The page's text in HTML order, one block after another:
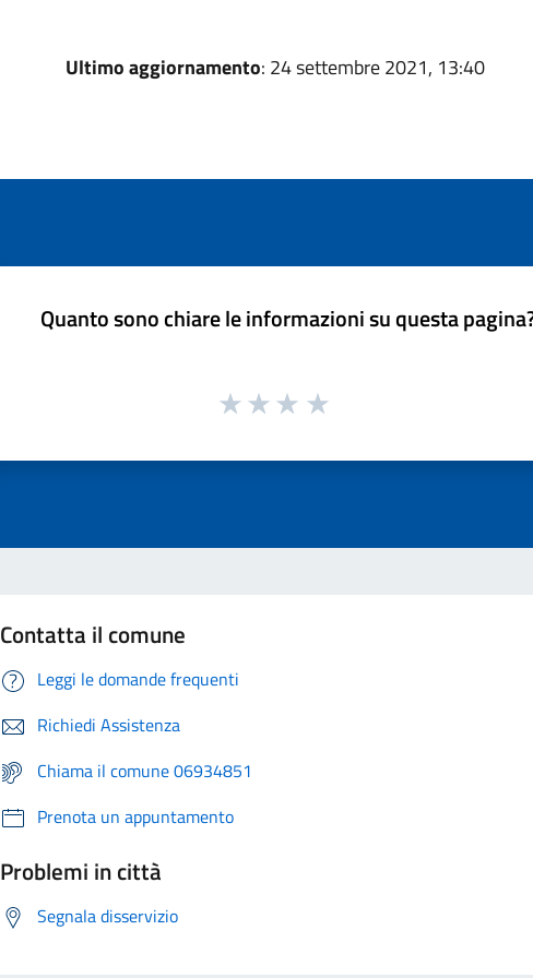
Ultimo aggiornamento: 24 settembre 2021, 13:40
Quanto sono chiare le informazioni su questa
Contatta il comune
Leggi le domande frequenti
Richiedi Assistenza
Chiama il comune 06934851
Prenota un appuntamento
Problemi in città
Segnala disservizio